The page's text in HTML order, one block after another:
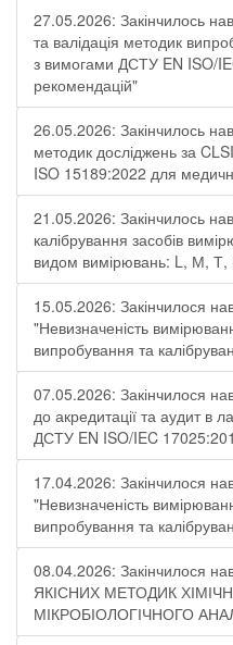
27.05.2026: Закінчилось
та валідація методик
з вимогами ДСТУ EN ISO/
рекомендацій"
26.05.2026: Закінчилось
методик досліджень за
ISO 15189:2022 для
21.05.2026: Закінчилось
калібрування засобів
видом вимірювань: L, М,
15.05.2026: Закінчилося
"Невизначеність
випробування та
07.05.2026: Закінчилося
до акредитації та аудит в
ДСТУ EN ISO/IEC
17.04.2026: Закінчилося
"Невизначеність
випробування та
08.04.2026: Закінчилося
ЯКІСНИХ МЕТОДИК
МІКРОБІОЛОГІЧНОГО